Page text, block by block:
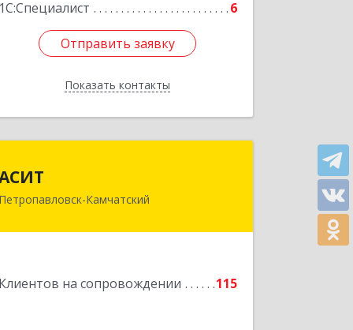
1С:Специалист
6
Отправить заявку
Показать контакты
Отправить заявку
Назад
Петропавловск-Камчатский
Клиентов на сопровождении 115
683031, Камчатский край,
Подробнее